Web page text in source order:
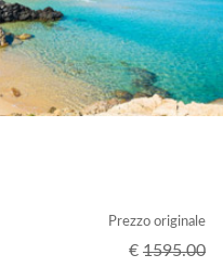
Prezzo originale
€ 1595.00